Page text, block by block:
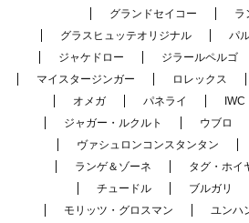
グランドセイコー
ラ
グラスヒュッテオリジナル
パ
ジャケドロー
ジラールペルゴ
マイスタージンガー
ロレックス
オメガ
パネライ IWC
ジャガー・ルクルト
ウブロ
ヴァシュロンコンスタンタン
ランゲ＆ゾーネ
タグ・ホイ
チュードル
ブルガリ
モリッツ・グロスマン
ユンハ